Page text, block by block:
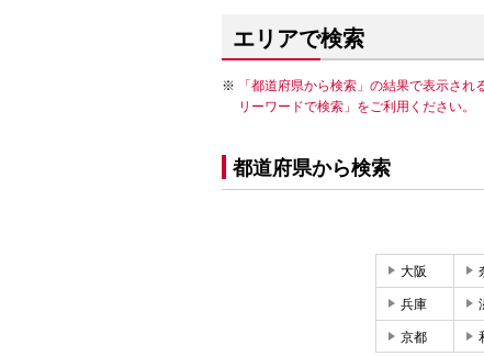
エリアで検索
「都道府県から検索」の結果で表示さ
リーワードで検索」をご利用ください。
都道府県から検索
大阪
兵庫
京都